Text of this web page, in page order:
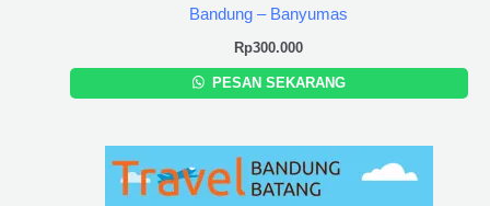
Bandung – Banyumas
Rp300.000
PESAN SEKARANG